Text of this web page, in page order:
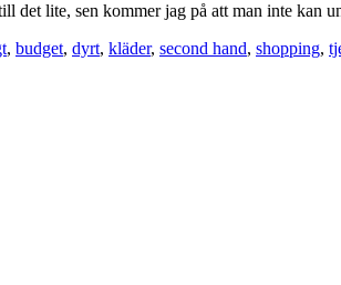
lite, sen kommer jag på att man inte kan
, budget, dyrt, kläder, second hand, shopping,